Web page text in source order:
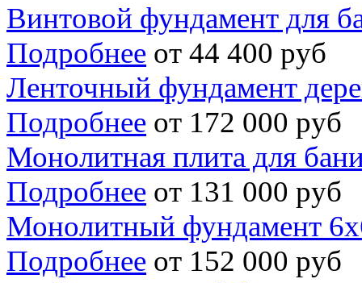
Винтовой фундамент для
Подробнее от 44 400 руб
Ленточный фундамент
Подробнее от 172 000 руб
Монолитная плита для
Подробнее от 131 000 руб
Монолитный фундамент
Подробнее от 152 000 руб